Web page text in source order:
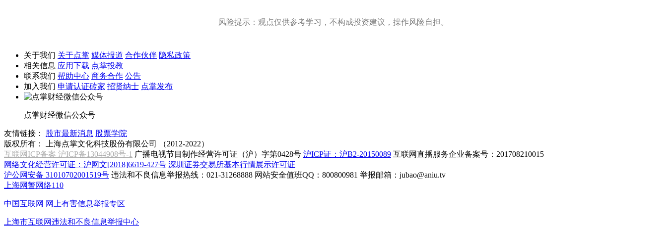
风险提示：观点仅供参考学习，不构成投资建议，操作风险自担。
关于我们 关于点掌 媒体报道 合作伙伴 隐私政策
相关信息 应用下载 点掌投教
联系我们 帮助中心 商务合作 公告
加入我们 申请认证砖家 招贤纳士 点掌发布
点掌财经微信公众号
友情链接： 股市最新消息 股票学院
版权所有：
上海点掌文化科技股份有限公司 （2012-2022）
互联网ICP备案 沪ICP备13044908号-1 广播电视节目制作经营许可证（沪）字第0428号 沪ICP证：沪B2-20150089 互联网直播服务企业备案号：201708210015
网络文化经营许可证：沪网文[2018]6619-427号 深圳证券交易所基本行情展示许可证
沪公网安备 31010702001519号 违法和不良信息举报热线：021-31268888 网站安全值班QQ：800800981 举报邮箱： jubao@aniu.tv
上海网警网络110
中国互联网 网上有害信息举报专区
上海市互联网违法和不良信息举报中心